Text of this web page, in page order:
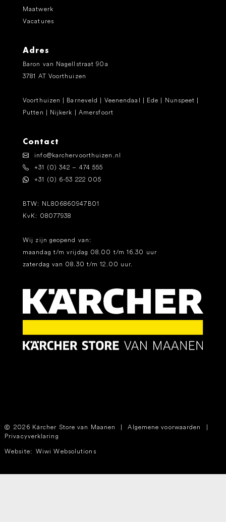
Maatwerk
Vacatures
Adres
Baron van Nagellstraat 90a
3781 AT Voorthuizen
Voorthuizen | Barneveld | Veenendaal | Ede | Nunspeet |
Putten | Nijkerk | Amersfoort
Contact
info@karchervoorthuizen.nl
+31 (0) 342 – 474 555
+31 (0) 6-53 222 005
BTW: NL806860947B01
KvK: 08077938
Wij zijn geopend van:
maandag t/m vrijdag 08.00 t/m 16.30 uur
zaterdag van 08.30 t/m 12.00 uur.
2026 Kärcher Store van Maanen | Algemene voorwaarden
|
Privacyverklaring
Website: Wiwi Websolutions